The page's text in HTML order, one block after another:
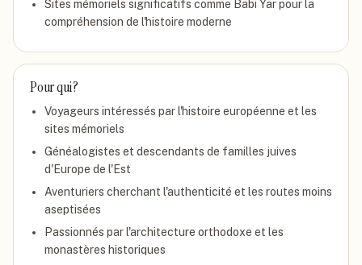
Sites mémoriels significatifs comme Babi Yar pour la
compréhension de l'histoire moderne
Pour qui ?
Voyageurs intéressés par l'histoire européenne et les
sites mémoriels
Généalogistes et descendants de familles juives
d'Europe de l'Est
Aventuriers cherchant l'authenticité et les routes moins
aseptisées
Passionnés par l'architecture orthodoxe et les
monastères historiques